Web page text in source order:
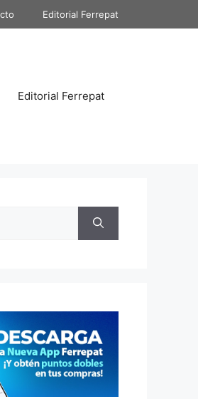
Editorial Ferrepat
Editorial Ferrepat